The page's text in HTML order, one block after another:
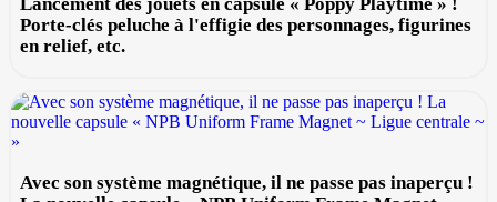
Porte-clés peluche à l'effigie des personnages, figurines
en relief, etc.
Avec son système magnétique, il ne passe pas inaperçu !